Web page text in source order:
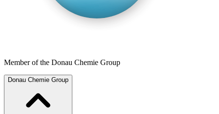
Member of the Donau Chemie Group
Donau Chemie Group